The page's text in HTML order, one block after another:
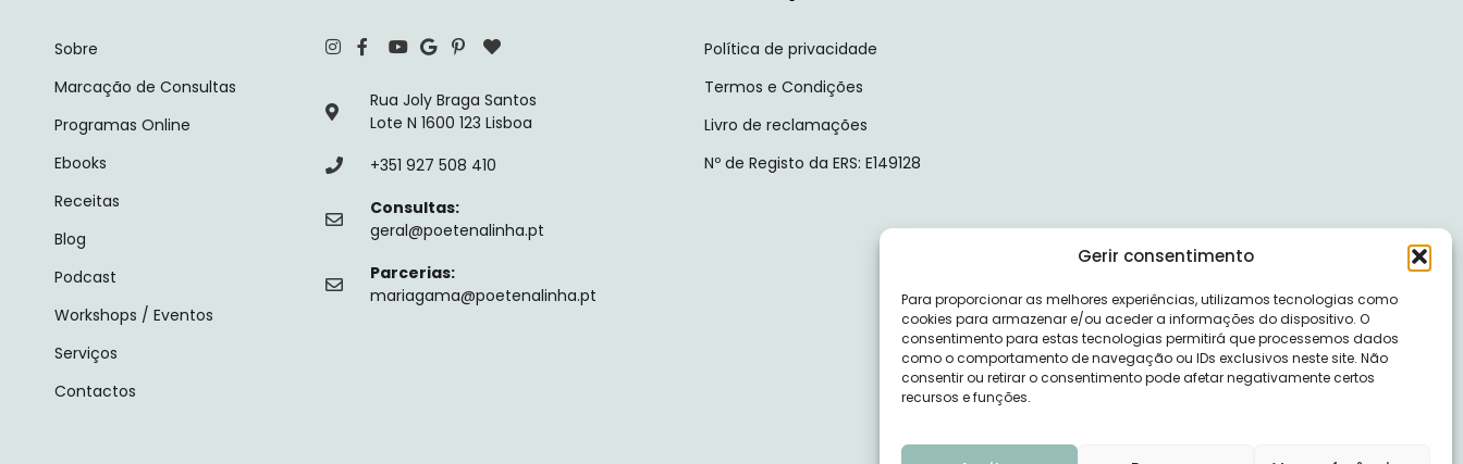
Gerir consentimento
Para proporcionar as melhores experiências, utilizamos tecnologias como
cookies para armazenar e/ou aceder a informações do dispositivo. O
consentimento para estas tecnologias permitirá que processemos dados
como o comportamento de navegação ou IDs exclusivos neste site. Não
consentir ou retirar o consentimento pode afetar negativamente certos
recursos e funções.
Sobre
Marcação de Consultas
Programas Online
Ebooks
Receitas
Blog
Podcast
Workshops / Eventos
Serviços
Contactos
Rua Joly Braga Santos
Lote N 1600 123 Lisboa
+351 927 508 410
Consultas:
geral@poetenalinha.pt
Parcerias:
mariagama@poetenalinha.pt
Política de privacidade
Termos e Condições
Livro de reclamações
Nº de Registo da ERS: E149128